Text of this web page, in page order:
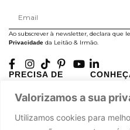
Valorizamos a sua
Utilizamos cookies para
Ao subscrever à newsletter, declara que
Privacidade da Leitão & Irmão.
PRECISA DE
A minha conta
História